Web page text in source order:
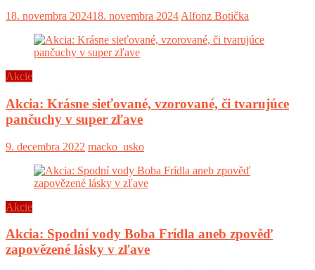
18. novembra 202418. novembra 2024 Alfonz Botička
Akcie
Akcia: Krásne sieťované, vzorované, či tvarujúce
pančuchy v super zľave
9. decembra 2022 macko_usko
Akcie
Akcia: Spodní vody Boba Frídla aneb zpověď
zapovězené lásky v zľave